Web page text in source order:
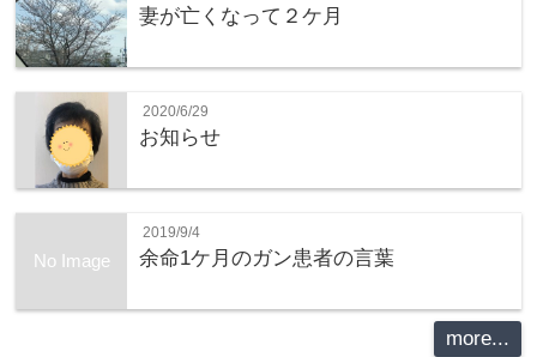
妻が亡くなって２ケ月
2020/6/29
お知らせ
No Image
2019/9/4
余命1ケ月のガン患者の言葉
more...